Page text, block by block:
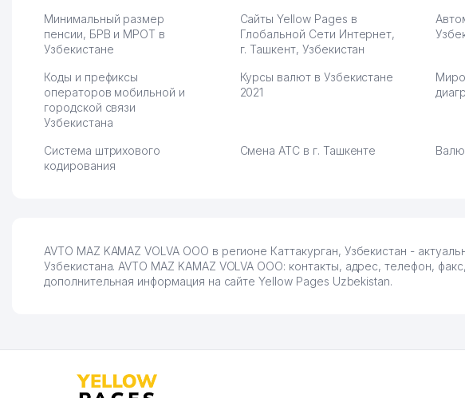
Минимальный размер
пенсии, БРВ и МРОТ в
Узбекистане
Сайты Yellow Pages в
Глобальной Сети Интернет,
г. Ташкент, Узбекистан
Коды и префиксы
операторов мобильной и
городской связи
Узбекистана
Курсы валют в Узбекистане
2021
Система штрихового
кодирования
Смена АТС в г. Ташкенте
AVTO MAZ KAMAZ VOLVA ООО в регионе Каттакурган, Узбекистан -
Узбекистана. AVTO MAZ KAMAZ VOLVA ООО: контакты, адрес, телефон,
дополнительная информация на сайте Yellow Pages Uzbekistan.